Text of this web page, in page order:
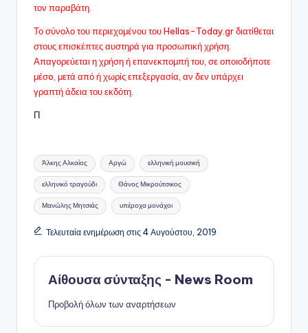
τον παραβάτη.
Το σύνολο του περιεχομένου του Hellas-Today.gr διατίθεται
στους επισκέπτες αυστηρά για προσωπική χρήση.
Απαγορεύεται η χρήση ή επανεκπομπή του, σε οποιοδήποτε
μέσo, μετά από ή χωρίς επεξεργασία, αν δεν υπάρχει
γραπτή άδεια του εκδότη.
Π
Ετικέτες:
Άλκης Αλκαίος Αργώ ελληνική μουσική
ελληνικό τραγούδι Θάνος Μικρούτσικος
Μανώλης Μητσιάς υπέροχα μονάχοι
Τελευταία ενημέρωση στις 4 Αυγούστου, 2019
Αίθουσα σύνταξης - News Room
Προβολή όλων των αναρτήσεων